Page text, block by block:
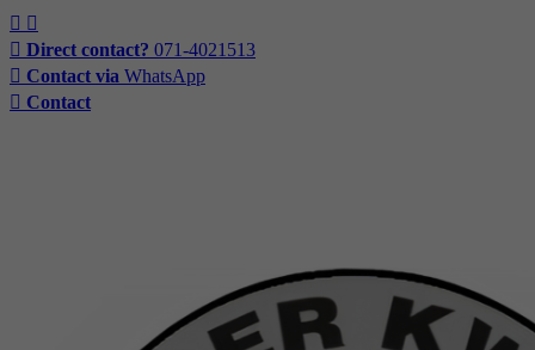
Direct contact? 071-4021513
Contact via WhatsApp
Contact